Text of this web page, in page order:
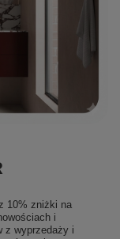
10% zniżki na
i
z wyprzedaży i